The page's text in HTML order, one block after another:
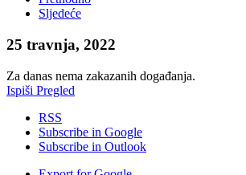
Sljedeće
25 travnja, 2022
Za danas nema zakazanih događanja.
Ispiši Pregled
RSS
Subscribe in Google
Subscribe in Outlook